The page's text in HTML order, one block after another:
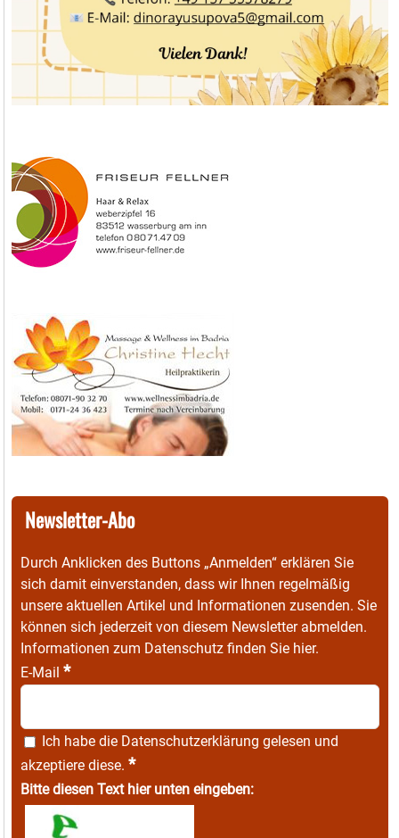
Newsletter-Abo
Durch Anklicken des Buttons „Anmelden“ erklären Sie
sich damit einverstanden, dass wir Ihnen regelmäßig
unsere aktuellen Artikel und Informationen zusenden. Sie
können sich jederzeit von diesem Newsletter abmelden.
Informationen zum Datenschutz finden Sie hier.
E-Mail *
Ich habe die Datenschutzerklärung gelesen und
akzeptiere diese. *
Bitte diesen Text hier unten eingeben: